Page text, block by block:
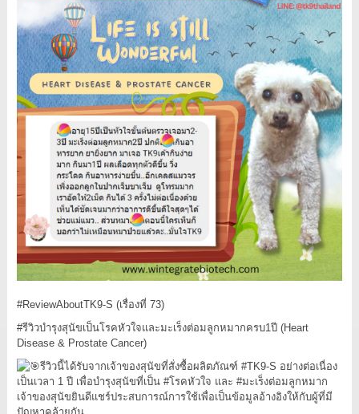
#ReviewAboutTK9-S (เรื่องที่ 73)
#รีวิวบำรุงสุนัขเป็นโรคหัวใจและมะเร็งต่อมลูกหมากครบ1ปี (Heart
Disease & Prostate Cancer)
รีวิวนี้ได้รับจากเจ้าของสุนัขที่สั่งซื้อผลิตภัณฑ์ #TK9-S อย่างต่อเนื่อง
เป็นเวลา 1 ปี เพื่อบำรุงสุนัขที่เป็น #โรคหัวใจ และ #มะเร็งต่อมลูกหมาก
เจ้าของสุนัขยินดีแชร์ประสบการณ์การใช้เพื่อเป็นข้อมูลอ้างอิงให้กับผู้ที่มี